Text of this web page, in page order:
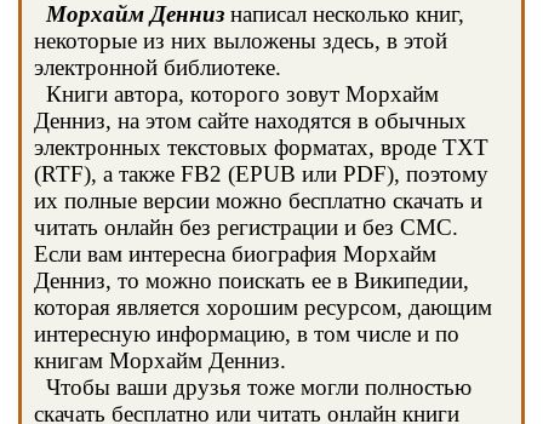
Морхайм Денниз написал несколько книг,
некоторые из них выложены здесь, в этой
электронной библиотеке.
Книги автора, которого зовут Морхайм
Денниз, на этом сайте находятся в обычных
электронных текстовых форматах, вроде TXT
(RTF), а также FB2 (EPUB или PDF), поэтому
их полные версии можно бесплатно скачать и
читать онлайн без регистрации и без СМС.
Если вам интересна биография Морхайм
Денниз, то можно поискать ее в Википедии,
которая является хорошим ресурсом, дающим
интересную информацию, в том числе и по
книгам Морхайм Денниз.
Чтобы ваши друзья тоже могли полностью
скачать бесплатно или читать онлайн книги